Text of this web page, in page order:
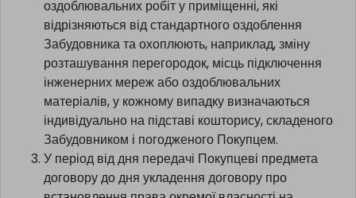
замовленням Покупця, тобто будівельно-
оздоблювальних робіт у приміщенні, які
відрізняються від стандартного оздоблення
Забудовника та охоплюють, наприклад, зміну
розташування перегородок, місць підключення
інженерних мереж або оздоблювальних
матеріалів, у кожному випадку визначаються
індивідуально на підставі кошторису, складеного
Забудовником і погодженого Покупцем.
У період від дня передачі Покупцеві предмета